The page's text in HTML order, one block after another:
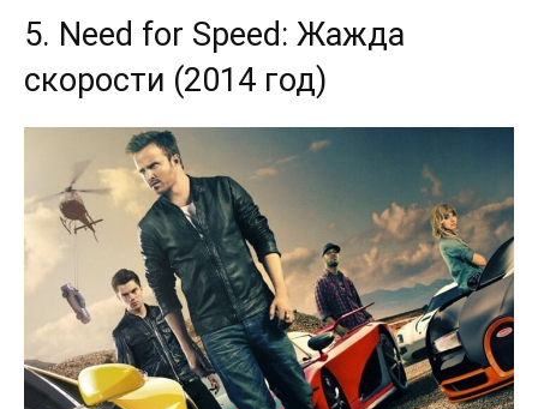
5. Need for Speed: Жажда
скорости (2014 год)